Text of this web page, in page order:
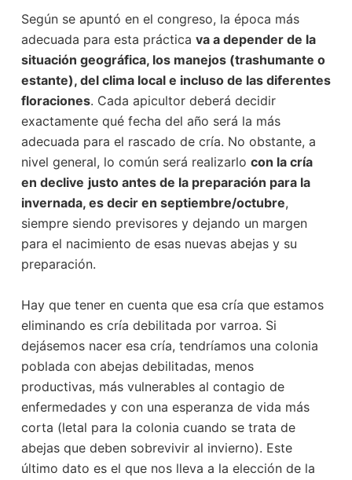
Según se apuntó en el congreso, la época más
adecuada para esta práctica va a depender de la
situación geográfica, los manejos (trashumante o
estante), del clima local e incluso de las diferentes
floraciones. Cada apicultor deberá decidir
exactamente qué fecha del año será la más
adecuada para el rascado de cría. No obstante, a
nivel general, lo común será realizarlo con la cría
en declive justo antes de la preparación para la
invernada, es decir en septiembre/octubre,
siempre siendo previsores y dejando un margen
para el nacimiento de esas nuevas abejas y su
preparación.
Hay que tener en cuenta que esa cría que estamos
eliminando es cría debilitada por varroa. Si
dejásemos nacer esa cría, tendríamos una colonia
poblada con abejas debilitadas, menos
productivas, más vulnerables al contagio de
enfermedades y con una esperanza de vida más
corta (letal para la colonia cuando se trata de
abejas que deben sobrevivir al invierno). Este
último dato es el que nos lleva a la elección de la